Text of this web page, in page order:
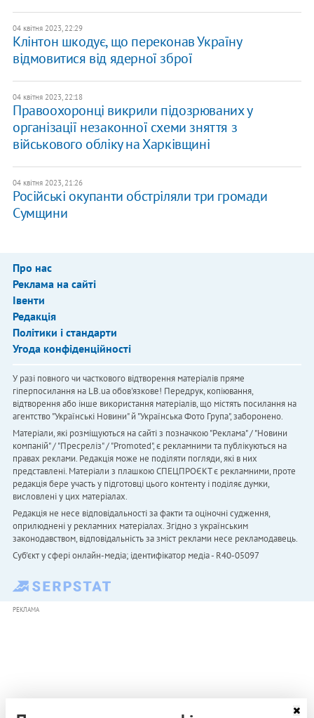
04 квітня 2023, 22:29
Клінтон шкодує, що переконав Україну
відмовитися від ядерної зброї
04 квітня 2023, 22:18
Правоохоронці викрили підозрюваних у
організації незаконної схеми зняття з
військового обліку на Харківщині
04 квітня 2023, 21:26
Російські окупанти обстріляли три громади
Сумщини
Про нас
Реклама на сайті
Івенти
Редакція
Політики і стандарти
Угода конфіденційності
У разі повного чи часткового відтворення матеріалів пряме
гіперпосилання на LB.ua обов'язкове! Передрук, копіювання,
відтворення або інше використання матеріалів, що містять посилання на
агентство "Українськi Новини" й "Українська Фото Група", заборонено.
Матеріали, які розміщуються на сайті з позначкою "Реклама" / "Новини
компаній" / "Пресреліз" / "Promoted", є рекламними та публікуються на
правах реклами. Редакція може не поділяти погляди, які в них
представлені. Матеріали з плашкою СПЕЦПРОЄКТ є рекламними, проте
редакція бере участь у підготовці цього контенту і поділяє думки,
висловлені у цих матеріалах.
Редакція не несе відповідальності за факти та оціночні судження,
оприлюднені у рекламних матеріалах. Згідно з українським
законодавством, відповідальність за зміст реклами несе рекламодавець.
Cуб'єкт у сфері онлайн-медіа; ідентифікатор медіа - R40-05097
РЕКЛАМА